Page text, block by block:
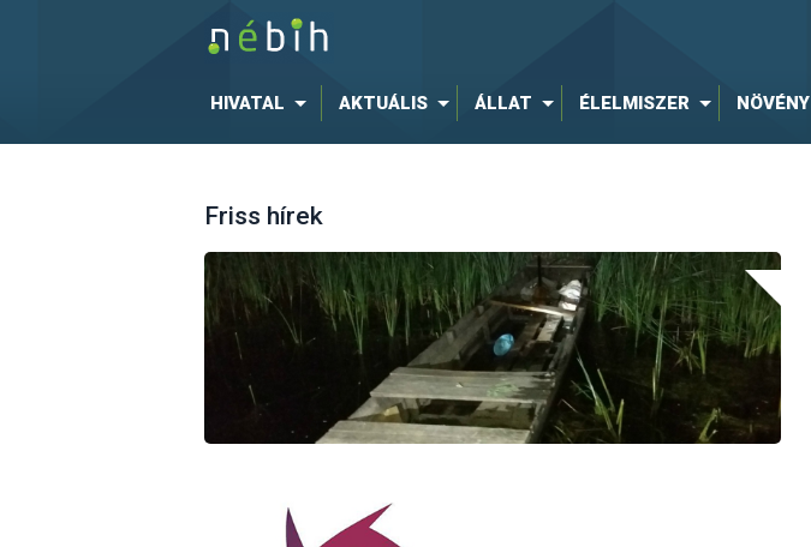
HIVATAL AKTUÁLIS ÁLLAT ÉLELMISZER NÖVÉNY
Friss hírek